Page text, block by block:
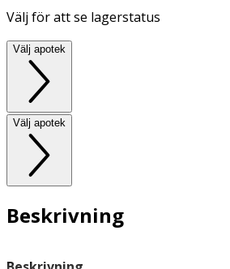
Välj för att se lagerstatus
Välj apotek
Välj apotek
Beskrivning